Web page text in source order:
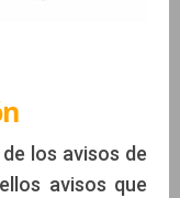
los avisos de
avisos que